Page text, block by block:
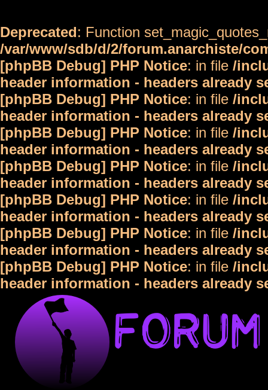
Deprecated: Function
/var/www/sdb/d/2/forum.anarchiste/
[phpBB Debug] PHP Notice: in file /
header information - headers already
[phpBB Debug] PHP Notice: in file /
header information - headers already
[phpBB Debug] PHP Notice: in file /
header information - headers already
[phpBB Debug] PHP Notice: in file /
header information - headers already
[phpBB Debug] PHP Notice: in file /
header information - headers already
[phpBB Debug] PHP Notice: in file /
header information - headers already
[phpBB Debug] PHP Notice: in file /
header information - headers already